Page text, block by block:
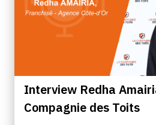
Interview Redha
Compagnie des Toits